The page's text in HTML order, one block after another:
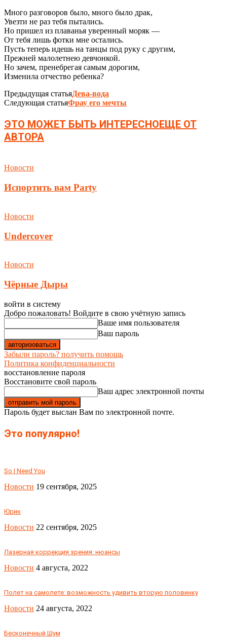
Много разговоров было, много было драк,
Увезти не раз тебя пытались.
Но пришел из плаванья уверенный моряк —
От тебя лишь фотки мне остались.
Пусть теперь идешь на танцы под руку с другим,
Прежней малолетнею девчонкой.
Но зачем, пренебрегая самым дорогим,
Изменила отчество ребенка?
Предыдущая статьяДева-вода
Следующая статьяФрау его мечты
ЭТО МОЖЕТ БЫТЬ ИНТЕРЕСНОЕЩЕ ОТ
АВТОРА
Новости
Испортить вам Party
Новости
Undercover
Новости
Чёрные Дыры
войти в систему
Добро пожаловать! Войдите в свою учётную запись
Ваше имя пользователя
Ваш пароль
Забыли пароль? получить помощь
Политика конфиденциальности
восстановление пароля
Восстановите свой пароль
Ваш адрес электронной почты
Пароль будет выслан Вам по электронной почте.
Это популярно!
So I Need You
Новости 19 сентября, 2025
Юрик
Новости 22 сентября, 2025
Лазерная коррекция зрения: нюансы
Новости 4 августа, 2022
Полет на самолете: возможность удивить вторую половинку
Новости 24 августа, 2022
Бесконечный Шум